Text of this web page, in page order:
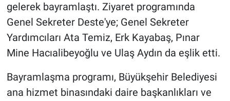
gelerek bayramlaştı. Ziyaret programında
Genel Sekreter Deste'ye; Genel Sekreter
Yardımcıları Ata Temiz, Erk Kayabaş, Pınar
Mine Hacıalibeyoğlu ve Ulaş Aydın da eşlik etti.
Bayramlaşma programı, Büyükşehir Belediyesi
ana hizmet binasındaki daire başkanlıkları ve